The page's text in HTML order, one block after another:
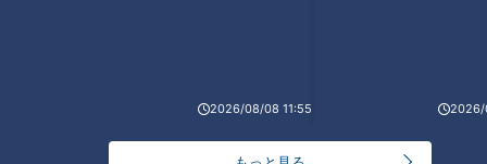
2026/08/08 11:55 2026/